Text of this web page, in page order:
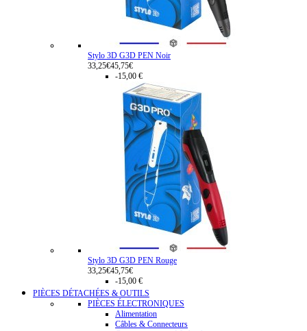
Stylo 3D G3D PEN Noir
33,25€45,75€
-15,00 €
Stylo 3D G3D PEN Rouge
33,25€45,75€
-15,00 €
PIÈCES DÉTACHÉES & OUTILS
PIÈCES ÉLECTRONIQUES
Alimentation
Câbles & Connecteurs